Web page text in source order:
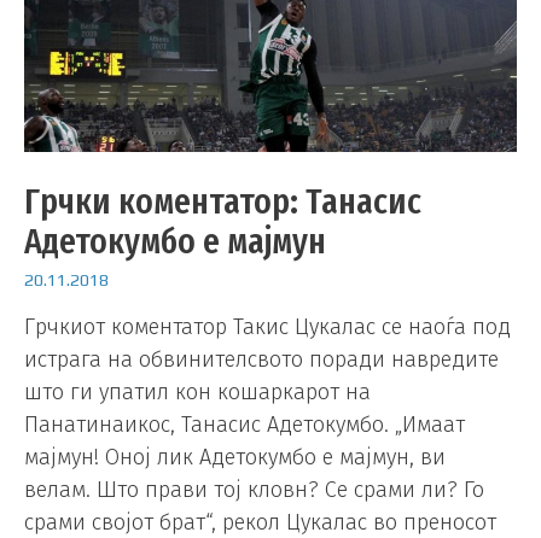
Грчки коментатор: Танасис
Адетокумбо е мајмун
20.11.2018
Грчкиот коментатор Такис Цукалас се наоѓа под
истрага на обвинителсвото поради навредите
што ги упатил кон кошаркарот на
Панатинаикос, Танасис Адетокумбо. „Имаат
мајмун! Оној лик Адетокумбо е мајмун, ви
велам. Што прави тој кловн? Се срами ли? Го
срами својот брат“, рекол Цукалас во преносот